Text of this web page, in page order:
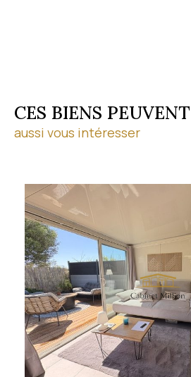
CES BIENS PEUVENT
aussi vous intéresser